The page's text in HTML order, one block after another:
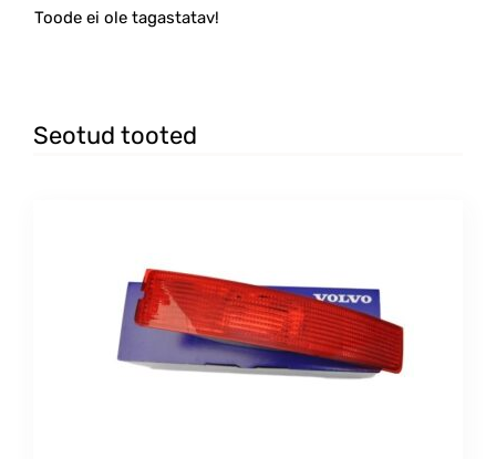
Toode ei ole tagastatav!
Seotud tooted